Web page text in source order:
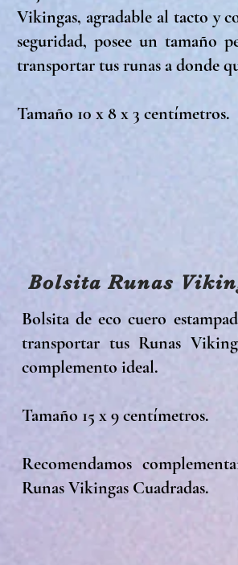
Vikingas, agradable al tacto y
seguridad, posee un tamaño
transportar tus runas a donde
Tamaño 10 x 8 x 3 centímetros.
Bolsita Runas
Bolsita de eco cuero
transportar tus Runas
complemento ideal.
Tamaño 15 x 9 centímetros.
Recomendamos
Runas Vikingas Cuadradas.